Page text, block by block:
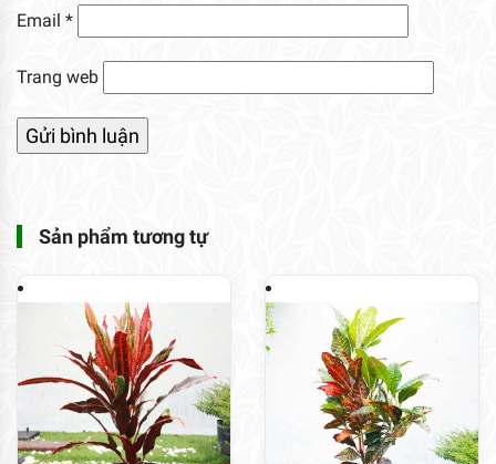
Email *
Trang web
Sản phẩm tương tự